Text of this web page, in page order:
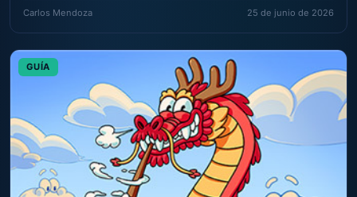
Carlos Mendoza 25 de junio de 2026
GUÍA